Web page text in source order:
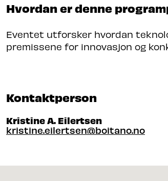
Hvordan er denne
Eventet utforsker hvordan
premissene for innovasjon og
Kontaktperson
Kristine A. Eilertsen
kristine.eilertsen@boitano.no